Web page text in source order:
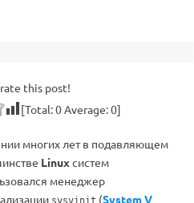
this post!
[Total:0Average:0]
многих лет в подавляющем
Linuxсистем
менеджер
sysvinit (System V